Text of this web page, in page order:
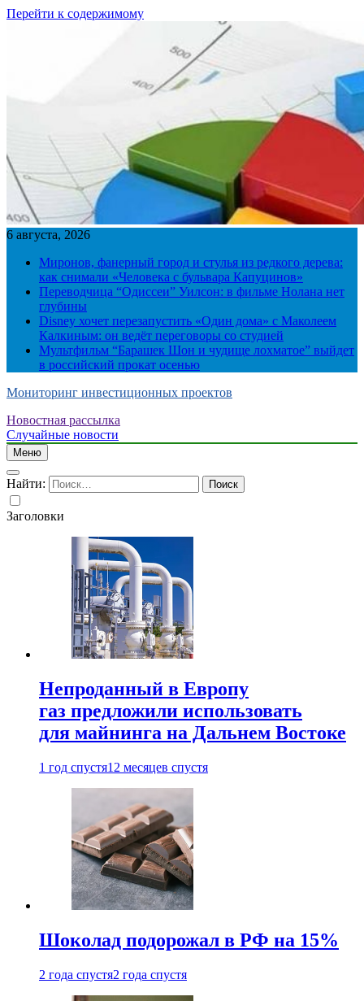
Перейти к содержимому
6 августа, 2026
Миронов, фанерный город и стулья из редкого дерева:
как снимали «Человека с бульвара Капуцинов»
Переводчица “Одиссеи” Уилсон: в фильме Нолана нет
глубины
Disney хочет перезапустить «Один дома» с Маколеем
Калкиным: он ведёт переговоры со студией
Мультфильм “Барашек Шон и чудище лохматое” выйдет
в российский прокат осенью
Мониторинг инвестиционных проектов
Новостная рассылка
Случайные новости
Меню
Найти:
Заголовки
Непроданный в Европу
газ предложили использовать
для майнинга на Дальнем Востоке
1 год спустя12 месяцев спустя
Шоколад подорожал в РФ на 15%
2 года спустя2 года спустя